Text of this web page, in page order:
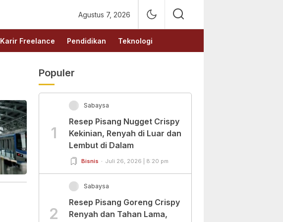
Agustus 7, 2026
Karir Freelance Pendidikan Teknologi
Populer
1
Sabaysa
Resep Pisang Nugget Crispy
Kekinian, Renyah di Luar dan
Lembut di Dalam
Bisnis Juli 26, 2026 | 8:20 pm
2
Sabaysa
Resep Pisang Goreng Crispy
Renyah dan Tahan Lama,